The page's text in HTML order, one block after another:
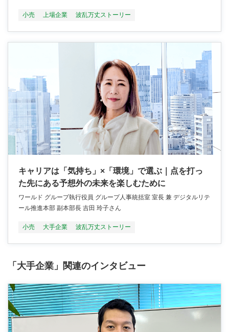
小売 上場企業 波乱万丈ストーリー
キャリアは「気持ち」×「環境」で選ぶ｜点を打っ
た先にある予想外の未来を楽しむために
ワールド グループ執行役員 グループ人事統括室 室長 兼 デジタルリテ
ール推進本部 副本部長 吉田 玲子さん
小売 大手企業 波乱万丈ストーリー
「大手企業」関連のインタビュー